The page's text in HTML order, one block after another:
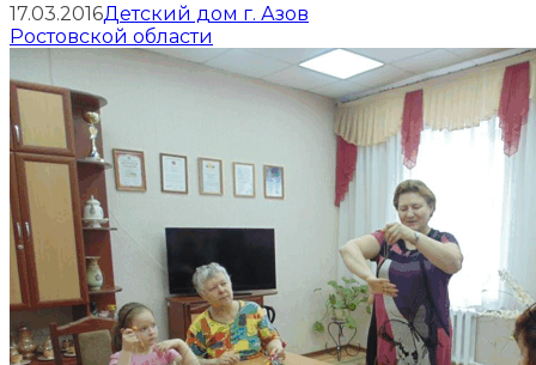
17.03.2016Детский дом г. Азов
Ростовской области